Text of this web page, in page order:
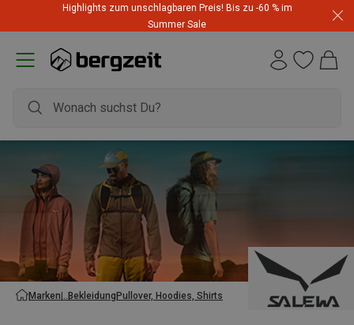
Highlights zum unschlagbaren Preis! Bis zu -60 % im
Summer Sale
Marken BekleidungPullover, Hoodies, Shirts